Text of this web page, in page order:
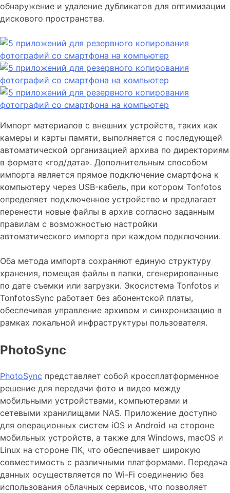
обнаружение и удаление дубликатов для оптимизации
дискового пространства.
Импорт материалов с внешних устройств, таких как
камеры и карты памяти, выполняется с последующей
автоматической организацией архива по директориям
в формате «год/дата». Дополнительным способом
импорта является прямое подключение смартфона к
компьютеру через USB-кабель, при котором Tonfotos
определяет подключенное устройство и предлагает
перенести новые файлы в архив согласно заданным
правилам с возможностью настройки
автоматического импорта при каждом подключении.
Оба метода импорта сохраняют единую структуру
хранения, помещая файлы в папки, сгенерированные
по дате съемки или загрузки. Экосистема Tonfotos и
TonfotosSync работает без абонентской платы,
обеспечивая управление архивом и синхронизацию в
рамках локальной инфраструктуры пользователя.
PhotoSync
PhotoSync представляет собой кроссплатформенное
решение для передачи фото и видео между
мобильными устройствами, компьютерами и
сетевыми хранилищами NAS. Приложение доступно
для операционных систем iOS и Android на стороне
мобильных устройств, а также для Windows, macOS и
Linux на стороне ПК, что обеспечивает широкую
совместимость с различными платформами. Передача
данных осуществляется по Wi-Fi соединению без
использования облачных сервисов, что позволяет